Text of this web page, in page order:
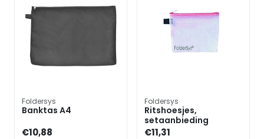
Foldersys
Banktas A4
€10,88
Foldersys
Ritshoesjes,
setaanbieding
€11,31